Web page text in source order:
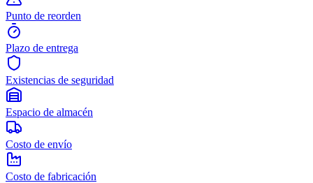
Punto de reorden
Plazo de entrega
Existencias de seguridad
Espacio de almacén
Costo de envío
Costo de fabricación